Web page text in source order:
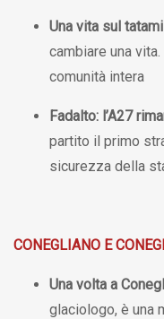
Una vita sul tatami
cambiare una
comunità intera
Fadalto: l’A27
partito il primo
sicurezza della
CONEGLIANO E
Una volta a
glaciologo, è una